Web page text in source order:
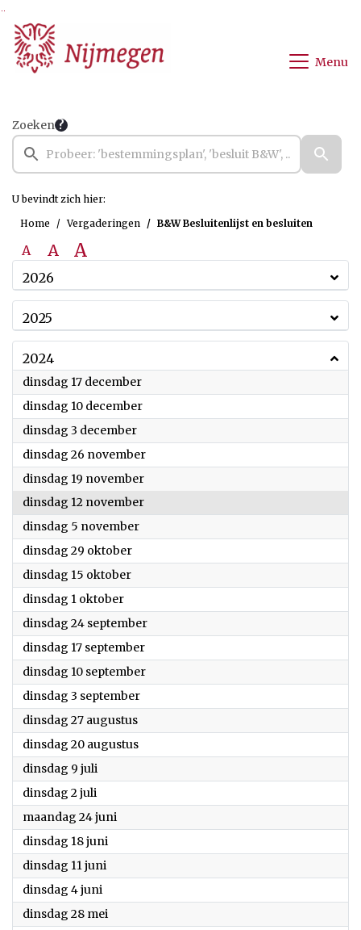
Menu
Zoeken
U bevindt zich hier:
Home
Vergaderingen B&W Besluitenlijst en besluiten
A A A
2026
2025
2024
dinsdag 17 december2024
dinsdag 10 december2024
dinsdag 3 december2024
dinsdag 26 november2024
dinsdag 19 november2024
dinsdag 12 november2024
dinsdag 5 november2024
dinsdag 29 oktober2024
dinsdag 15 oktober2024
dinsdag 1 oktober2024
dinsdag 24 september2024
dinsdag 17 september2024
dinsdag 10 september2024
dinsdag 3 september2024
dinsdag 27 augustus2024
dinsdag 20 augustus2024
dinsdag 9 juli
dinsdag 2 juli
maandag 24 juni
dinsdag 18 juni
dinsdag 11 juni
dinsdag 4 juni
dinsdag 28 mei